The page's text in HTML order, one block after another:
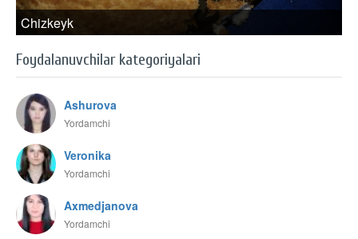
Chizkeyk
Foydalanuvchilar kategoriyalari
Ashurova
Yordamchi
Veronika
Yordamchi
Axmedjanova
Yordamchi